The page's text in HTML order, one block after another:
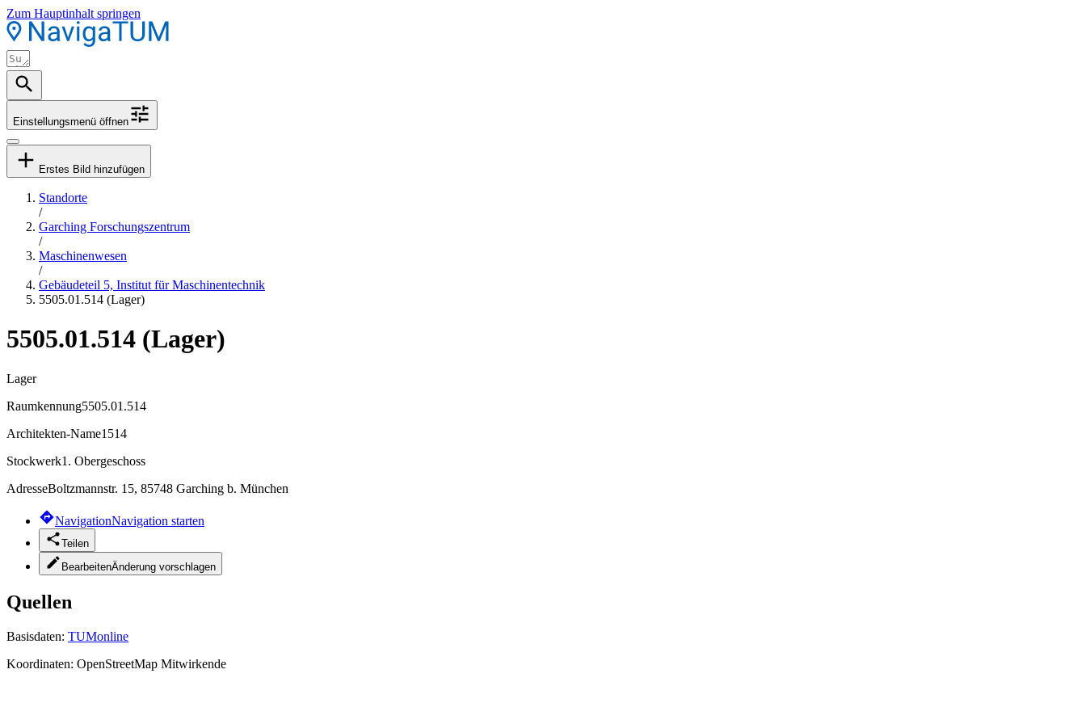
Zum Hauptinhalt springen
Einstellungsmenü öffnen
Erstes Bild hinzufügen
Standorte
/
Garching Forschungszentrum
/
Maschinenwesen
/
Gebäudeteil 5, Institut für Maschinentechnik
5505.01.514 (Lager)
5505.01.514 (Lager)
Lager
Raumkennung5505.01.514
Architekten-Name1514
Stockwerk1. Obergeschoss
AdresseBoltzmannstr. 15, 85748 Garching b. München
NavigationNavigation starten
Teilen
BearbeitenÄnderung vorschlagen
Quellen
Basisdaten: TUMonline
Koordinaten: OpenStreetMap Mitwirkende